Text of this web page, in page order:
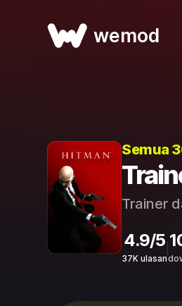
wemod
Semua
Trainer
4.9/5
37K ulasan